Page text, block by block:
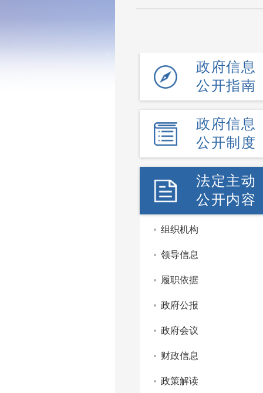
政府信息
公开指南
政府信息
公开制度
法定主动
公开内容
组织机构
领导信息
履职依据
政府公报
政府会议
财政信息
政策解读